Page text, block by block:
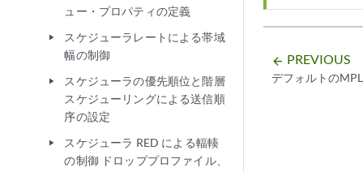
ュー・プロパティの定義
play_arrow
スケジューラレートによる帯域
幅の制御
play_arrow
スケジューラの優先順位と階層
スケジューリングによる送信順
序の設定
play_arrow
スケジューラ RED による輻輳
の制御 ドロッププロファイル、
arrow_backward PREVIOUS
デフォルトの